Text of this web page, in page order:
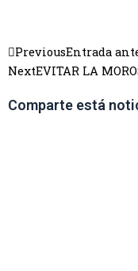
PreviousEntrada
NextEVITAR LA
Comparte está